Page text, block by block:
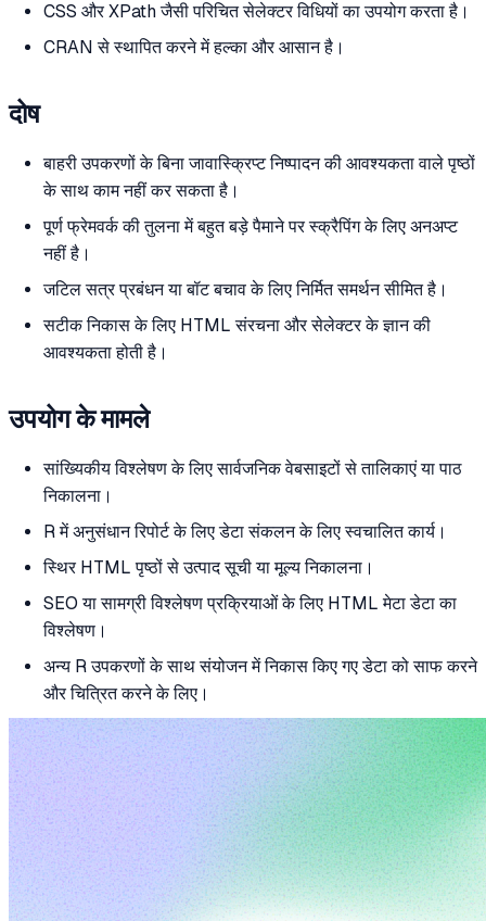
CSS और XPath जैसी परिचित सेलेक्टर विधियों का उपयोग करता है।
CRAN से स्थापित करने में हल्का और आसान है।
दोष
बाहरी उपकरणों के बिना जावास्क्रिप्ट निष्पादन की आवश्यकता वाले पृष्ठों
के साथ काम नहीं कर सकता है।
पूर्ण फ्रेमवर्क की तुलना में बहुत बड़े पैमाने पर स्क्रैपिंग के लिए अनअप्ट
नहीं है।
जटिल सत्र प्रबंधन या बॉट बचाव के लिए निर्मित समर्थन सीमित है।
सटीक निकास के लिए HTML संरचना और सेलेक्टर के ज्ञान की
आवश्यकता होती है।
उपयोग के मामले
सांख्यिकीय विश्लेषण के लिए सार्वजनिक वेबसाइटों से तालिकाएं या पाठ
निकालना।
R में अनुसंधान रिपोर्ट के लिए डेटा संकलन के लिए स्वचालित कार्य।
स्थिर HTML पृष्ठों से उत्पाद सूची या मूल्य निकालना।
SEO या सामग्री विश्लेषण प्रक्रियाओं के लिए HTML मेटा डेटा का
विश्लेषण।
अन्य R उपकरणों के साथ संयोजन में निकास किए गए डेटा को साफ करने
और चित्रित करने के लिए।